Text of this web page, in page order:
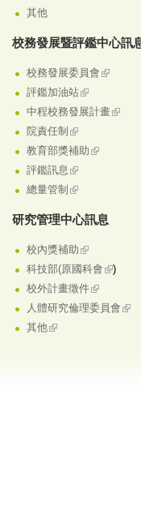
其他
校務發展暨評鑑中心訊
校務發展委員會
評鑑加油站
中程校務發展計畫
院責任制
教育部獎補助
評鑑訊息
總量管制
研究管理中心訊息
校內獎補助
科技部(原國科會
)
校外計畫徵件
人體研究倫理委員會
其他